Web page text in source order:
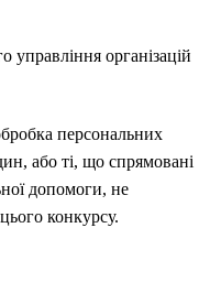
управління організацій
персональних
або ті, що спрямовані
допомоги, не
конкурсу.